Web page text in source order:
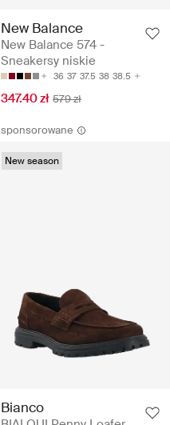
New Balance
New Balance 574 -
Sneakersy niskie
36 37 37.5 38 38.5
347.40 zł 579 zł
sponsorowane
New season
Bianco